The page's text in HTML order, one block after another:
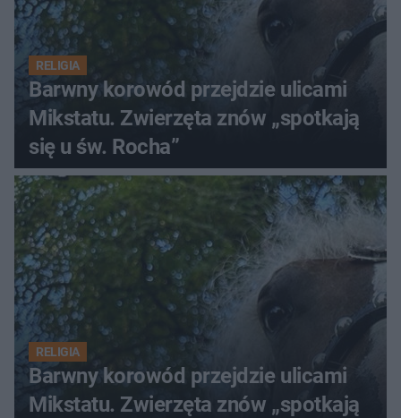
RELIGIA
Barwny korowód przejdzie ulicami
Mikstatu. Zwierzęta znów „spotkają
się u św. Rocha”
RELIGIA
Barwny korowód przejdzie ulicami
Mikstatu. Zwierzęta znów „spotkają